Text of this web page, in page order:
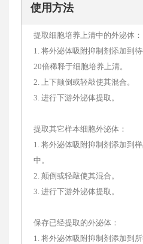
使用方法
提取细胞培养上清中的外泌体：
1. 将外泌体吸附抑制剂添加到
20倍稀释于细胞培养上清。
2. 上下颠倒或轻敲使其混合。
3. 进行下游外泌体提取。
提取其它样本细胞外泌体：
1. 将外泌体吸附抑制剂添加到
中。
2. 颠倒或轻敲使其混合。
3. 进行下游外泌体提取。
保存已经提取的外泌体：
1. 将外泌体吸附抑制剂添加到